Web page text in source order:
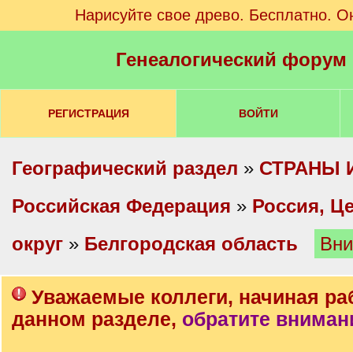
Нарисуйте свое древо. Бесплатно.
Генеалогический
РЕГИСТРАЦИЯ ВОЙТИ
Географический раздел » СТРАНЫ
Российская Федерация » Россия,
округ » Белгородская область
Уважаемые коллеги, начиная
данном разделе, обратите